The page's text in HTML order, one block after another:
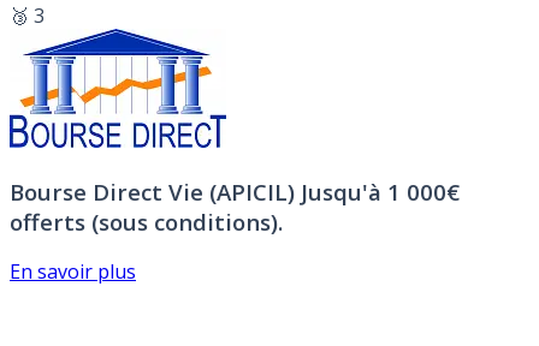
🥉 3
Bourse Direct Vie (APICIL) Jusqu'à 1 000€
offerts (sous conditions).
En savoir plus